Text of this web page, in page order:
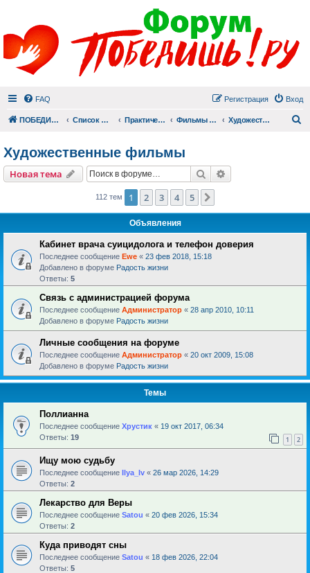
FAQ Вход
Регистрация
ПОБЕДИШЬ.РУ Список форумов Практический раздел Фильмы для души Художественные фильмы
Художественные фильмы
Новая тема Поиск
112 тем 1 2 3 4 5
Объявления
Кабинет врача суицидолога и телефон доверия
Последнее сообщение Ewe « 23 фев 2018, 15:18
Добавлено в форуме Радость жизни
Ответы: 5
Связь с администрацией форума
Последнее сообщение Администратор « 28 апр 2010, 10:11
Добавлено в форуме Радость жизни
Личные сообщения на форуме
Последнее сообщение Администратор « 20 окт 2009, 15:08
Добавлено в форуме Радость жизни
Темы
Поллианна
Последнее сообщение Хрустик « 19 окт 2017, 06:34
Ответы: 19 1 2
Ищу мою судьбу
Последнее сообщение Ilya_Iv « 26 мар 2026, 14:29
Ответы: 2
Лекарство для Веры
Последнее сообщение Satou « 20 фев 2026, 15:34
Ответы: 2
Куда приводят сны
Последнее сообщение Satou « 18 фев 2026, 22:04
Ответы: 5